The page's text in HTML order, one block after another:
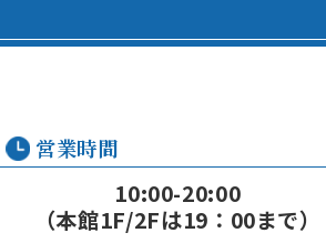
営業時間
10:00-20:00
（本館1F/2Fは19：00まで）